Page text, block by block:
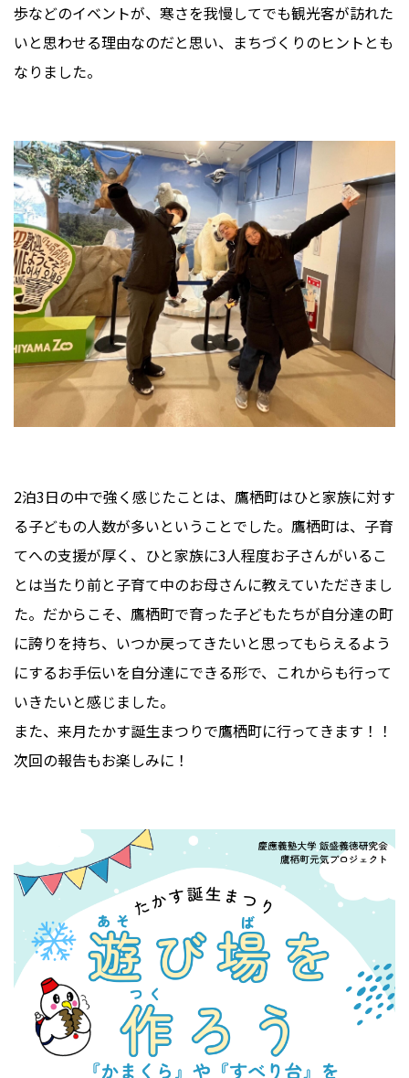
歩などのイベントが、寒さを我慢してでも観光客が訪れた
いと思わせる理由なのだと思い、まちづくりのヒントとも
なりました。
2泊3日の中で強く感じたことは、鷹栖町はひと家族に対す
る子どもの人数が多いということでした。鷹栖町は、子育
てへの支援が厚く、ひと家族に3人程度お子さんがいるこ
とは当たり前と子育て中のお母さんに教えていただきまし
た。だからこそ、鷹栖町で育った子どもたちが自分達の町
に誇りを持ち、いつか戻ってきたいと思ってもらえるよう
にするお手伝いを自分達にできる形で、これからも行って
いきたいと感じました。
また、来月たかす誕生まつりで鷹栖町に行ってきます！！
次回の報告もお楽しみに！